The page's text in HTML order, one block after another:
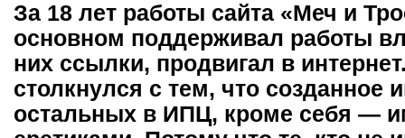
За 18 лет работы сайта «Меч и
основном поддерживал работы
них ссылки, продвигал в
столкнулся с тем, что созданное
остальных в ИПЦ, кроме себя —